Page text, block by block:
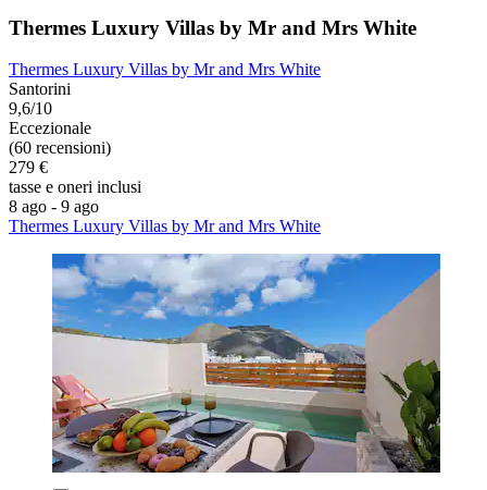
Thermes Luxury Villas by Mr and Mrs White
Thermes Luxury Villas by Mr and Mrs White
Santorini
9,6/10
Eccezionale
(60 recensioni)
279 €
tasse e oneri inclusi
8 ago - 9 ago
Thermes Luxury Villas by Mr and Mrs White